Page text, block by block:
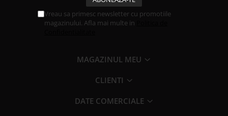
Vreau sa primesc newsletter cu promotiile
magazinului. Afla mai multe in
MAGAZINUL MEU
CLIENTI
DATE COMERCIALE